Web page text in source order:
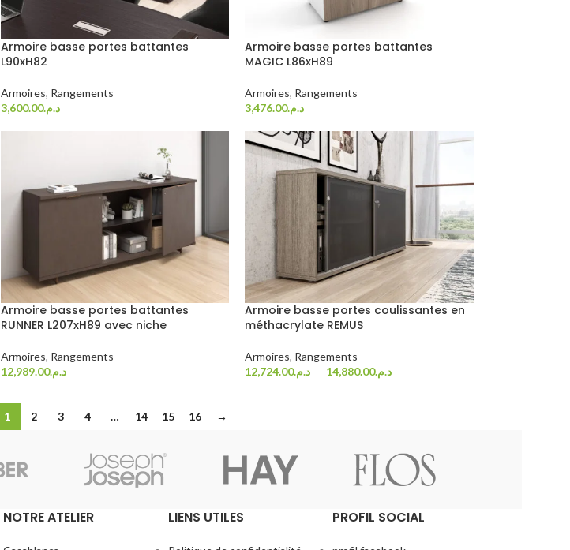
Armoire basse portes battantes
L90xH82
Armoires, Rangements
د.م.3,600.00
Armoire basse portes battantes
MAGIC L86xH89
Armoires, Rangements
د.م.3,476.00
Armoire basse portes battantes
RUNNER L207xH89 avec niche
Armoires, Rangements
د.م.12,989.00
Armoire basse portes coulissantes en
méthacrylate REMUS
Armoires, Rangements
د.م.12,724.00 – د.م.14,880.00
1 2 3 4 … 14 15 16 →
NOTRE ATELIER LIENS UTILES PROFIL SOCIAL